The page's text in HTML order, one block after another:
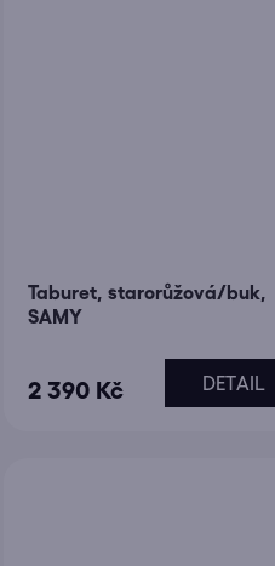
Taburet, starorůžová/buk,
SAMY
2 390 Kč DETAIL